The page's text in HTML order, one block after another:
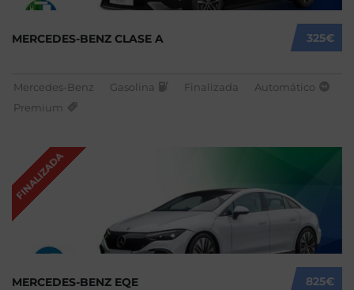
325€
MERCEDES-BENZ CLASE A
Mercedes-Benz Gasolina Finalizada
Automático
Premium
FINALIZADA
825€
MERCEDES-BENZ EQE